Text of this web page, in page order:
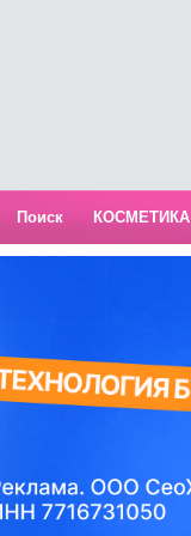
Поиск КОСМЕТИКА